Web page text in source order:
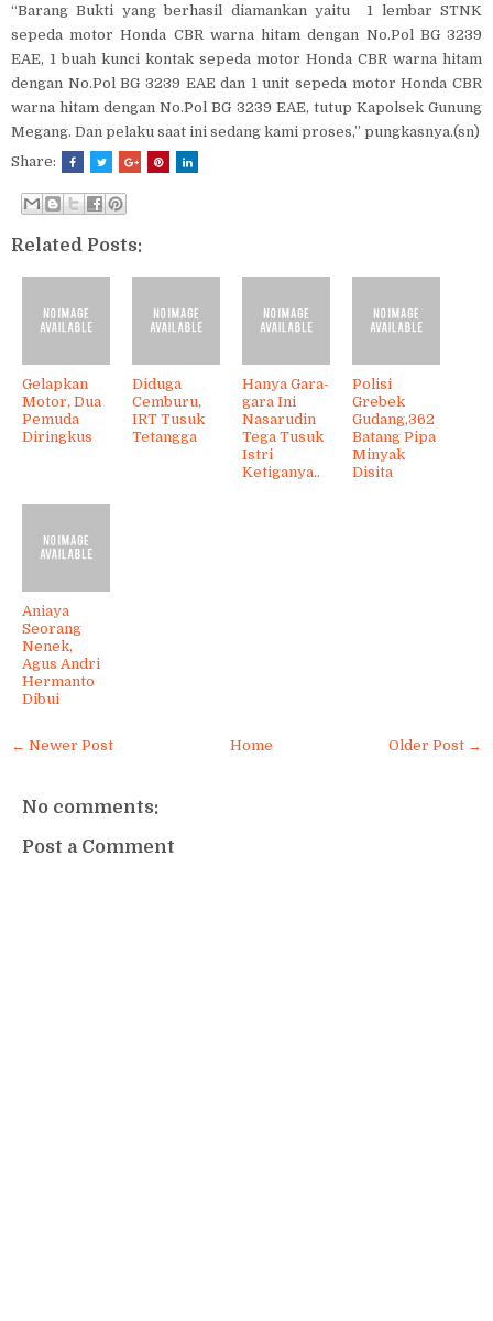
“Barang Bukti yang berhasil diamankan yaitu 1 lembar STNK
sepeda motor Honda CBR warna hitam dengan No.Pol BG 3239
EAE, 1 buah kunci kontak sepeda motor Honda CBR warna hitam
dengan No.Pol BG 3239 EAE dan 1 unit sepeda motor Honda CBR
warna hitam dengan No.Pol BG 3239 EAE, tutup Kapolsek Gunung
Megang. Dan pelaku saat ini sedang kami proses,” pungkasnya.(sn)
Share:
Related Posts:
Gelapkan
Motor, Dua
Pemuda
Diringkus
Diduga
Cemburu,
IRT Tusuk
Tetangga
Hanya Gara-
gara Ini
Nasarudin
Tega Tusuk
Istri
Ketiganya..
Polisi
Grebek
Gudang,362
Batang Pipa
Minyak
Disita
Aniaya
Seorang
Nenek,
Agus Andri
Hermanto
Dibui
← Newer Post Older Post →
Home
No comments:
Post a Comment